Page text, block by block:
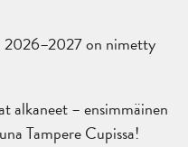
2026–2027 on nimetty
alkaneet – ensimmäinen
Tampere Cupissa!